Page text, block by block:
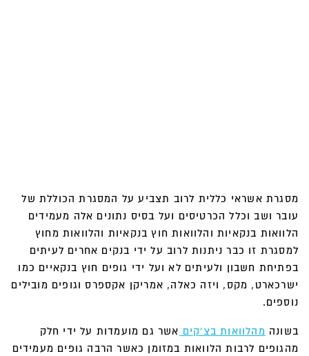
מסגרת אשראי כללית לרוב תצביע על המסגרת הכוללת של
עובר ושב וכלל הכרטיסים ועל בסיס נתונים אלה מעמידים
הלוואות בנקאיות והלוואות חוץ בנקאיות והלוואות מחוץ
למסגרת זו כבר ניתנות לרוב על ידי בנקים אחרים לעיתים
בפתיחת חשבון ולעיתים לא ועל ידי גופים חוץ בנקאיים כמו
ישרכארט, מקס, ויזה כאלה, אמריקן אקספרס וגופים מובילים
נוספים.
בשונה מהלוואות בצ'קים אשר גם מועמדות על ידי חלק
מהגופים לרבות הלוואות במזומן כאשר הרבה גופים מעמידים